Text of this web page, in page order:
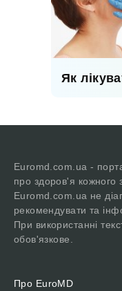
Як
Euromd.com.ua -
про здоров'я кожного
Euromd.com.ua не
рекомендувати та
При використанні
обов'язкове.
Про EuroMD